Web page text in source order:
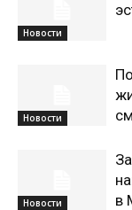
Новости
Новости
Новости
в